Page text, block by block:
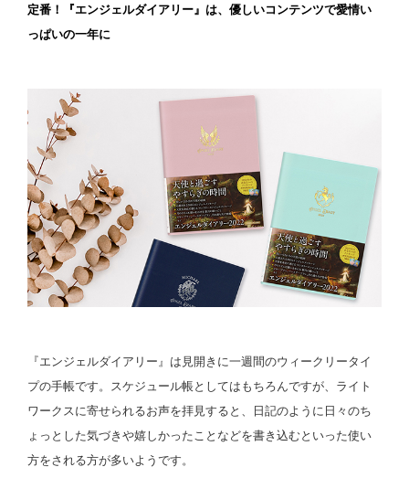
定番！『エンジェルダイアリー』は、優しいコンテンツで愛情い
っぱいの一年に
『エンジェルダイアリー』は見開きに一週間のウィークリータイ
プの手帳です。スケジュール帳としてはもちろんですが、ライト
ワークスに寄せられるお声を拝見すると、日記のように日々のち
ょっとした気づきや嬉しかったことなどを書き込むといった使い
方をされる方が多いようです。